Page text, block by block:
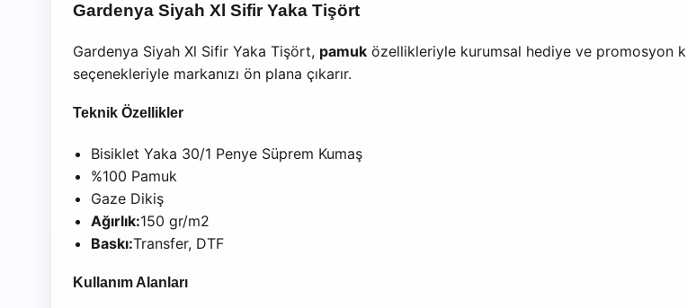
Gardenya Siyah Xl Sifir Yaka Tişört
Gardenya Siyah Xl Sifir Yaka Tişört, pamuk özellikleriyle kurumsal hediye ve promosyon
seçenekleriyle markanızı ön plana çıkarır.
Teknik Özellikler
Bisiklet Yaka 30/1 Penye Süprem Kumaş
%100 Pamuk
Gaze Dikiş
Ağırlık:150 gr/m2
Baskı:Transfer, DTF
Kullanım Alanları